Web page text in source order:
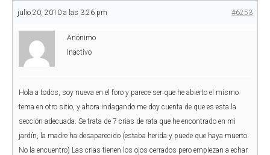
julio 20, 2010 a las 3:26 pm #6253
Anónimo
Inactivo
Hola a todos, soy nueva en el foro y parece ser que he abierto el mismo
tema en otro sitio, y ahora indagando me doy cuenta de que es esta la
sección adecuada. Se trata de 7 crias de rata que he encontrado en mi
jardín, la madre ha desaparecido (estaba herida y puede que haya muerto.
No la encuentro) Las crias tienen los ojos cerrados pero empiezan a echar